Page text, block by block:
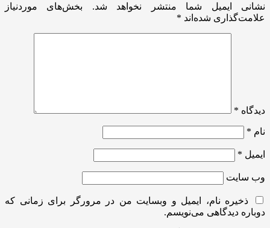
نشانی ایمیل شما منتشر نخواهد شد.
بخش‌های موردنیاز
علامت‌گذاری شده‌اند *
دیدگاه *
نام *
ایمیل *
وب‌ سایت
ذخیره نام، ایمیل و وبسایت من در مرورگر برای زمانی که
دوباره دیدگاهی می‌نویسم.